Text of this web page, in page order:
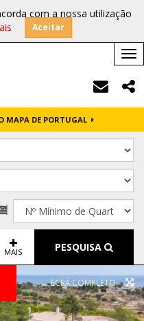
com a nossa utilização
Aceitar
MAPA DE PORTUGAL
MAIS PESQUISA
ECRÃ COMPLETO